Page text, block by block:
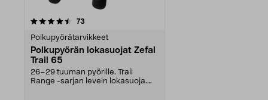
73
Polkupyörätarvikkeet
Polkupyörän lokasuojat Zefal
Trail 65
26–29 tuuman pyörille. Trail
Range -sarjan levein lokasuoja.